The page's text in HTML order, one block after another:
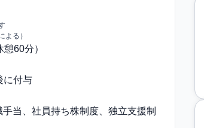
る）
60分）
に付与
当、社員持ち株制度、独⽴支援制